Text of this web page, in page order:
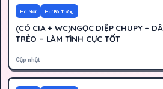
Hà Nội Hai Bà Trưng
(CÓ CIA + WC)NGỌC DIỆP CHUPY –
TRẺO – LÀM TÌNH CỰC TỐT
Cập nhật